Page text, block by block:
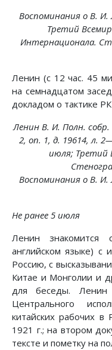
Воспоминания о В.
Третий
Интернационала.
Ленин (с 12 час. 45
на семнадцатом
докладом о тактике
Ленин В. И. Полн.
2, on. 1, д. 19614, л.
июля; Третий
Воспоминания о В.
Не ранее 5 июля
Ленин знакомится
английском языке) с
Россию, с
Китае и Монголии и
для беседы. Ленин
Центрального
китайских рабочих
1921 г.; на втором
тексте и пометку на